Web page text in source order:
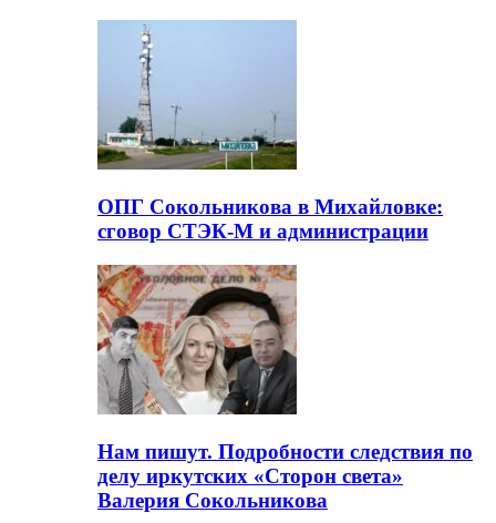
ОПГ Сокольникова в Михайловке:
сговор СТЭК-М и администрации
Нам пишут. Подробности следствия по
делу иркутских «Сторон света»
Валерия Сокольникова